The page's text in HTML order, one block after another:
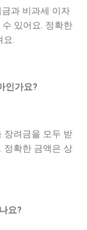
과 비과세 이자
있어요. 정확한
요.
인가요?
장려금을 모두 받
정확한 금액은 상
요?